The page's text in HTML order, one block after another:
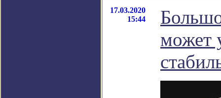
17.03.2020
15:44
может